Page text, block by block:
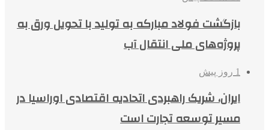
بازگشت فولاد مبارکه به تولید با تحویل ورق به
پروژه‌های ملی انتقال آب
1 روز پیش
ایران، شریک راهبردی اتحادیه اقتصادی اوراسیا در
مسیر توسعه تجارت است